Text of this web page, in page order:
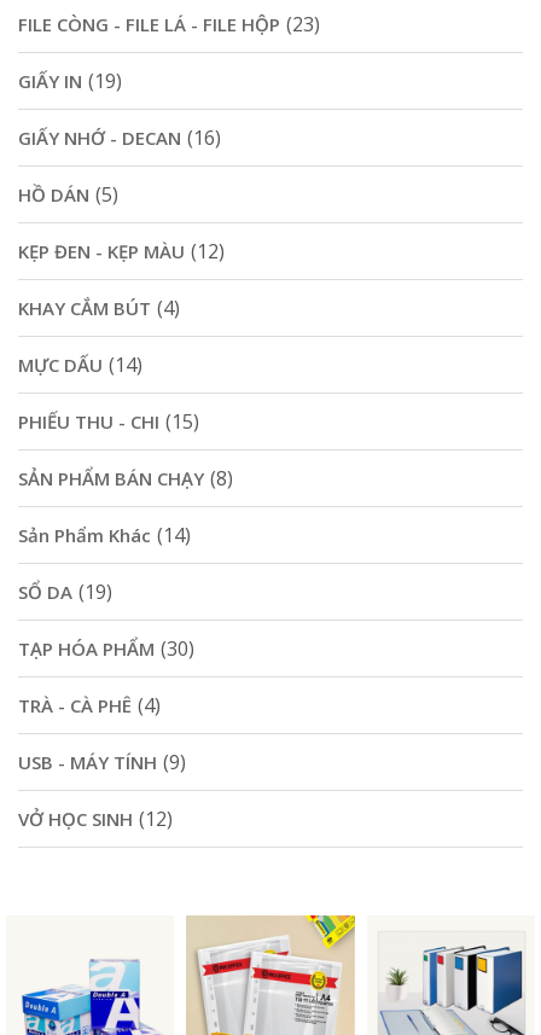
FILE CÒNG - FILE LÁ - FILE HỘP (23)
GIẤY IN (19)
GIẤY NHỚ - DECAN (16)
HỒ DÁN (5)
KẸP ĐEN - KẸP MÀU (12)
KHAY CẮM BÚT (4)
MỰC DẤU (14)
PHIẾU THU - CHI (15)
SẢN PHẨM BÁN CHẠY (8)
Sản Phẩm Khác (14)
SỔ DA (19)
TẠP HÓA PHẨM (30)
TRÀ - CÀ PHÊ (4)
USB - MÁY TÍNH (9)
VỞ HỌC SINH (12)